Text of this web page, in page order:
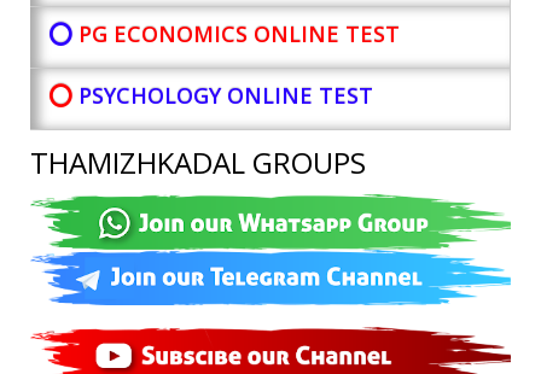
⭕ PG ECONOMICS ONLINE TEST
⭕ PSYCHOLOGY ONLINE TEST
THAMIZHKADAL GROUPS